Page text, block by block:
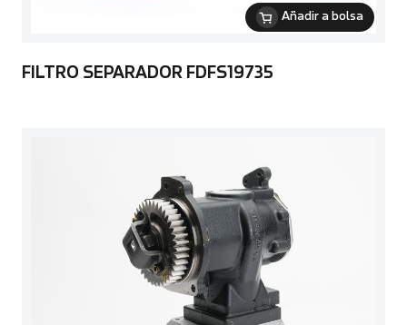
Añadir a bolsa
FILTRO SEPARADOR FDFS19735